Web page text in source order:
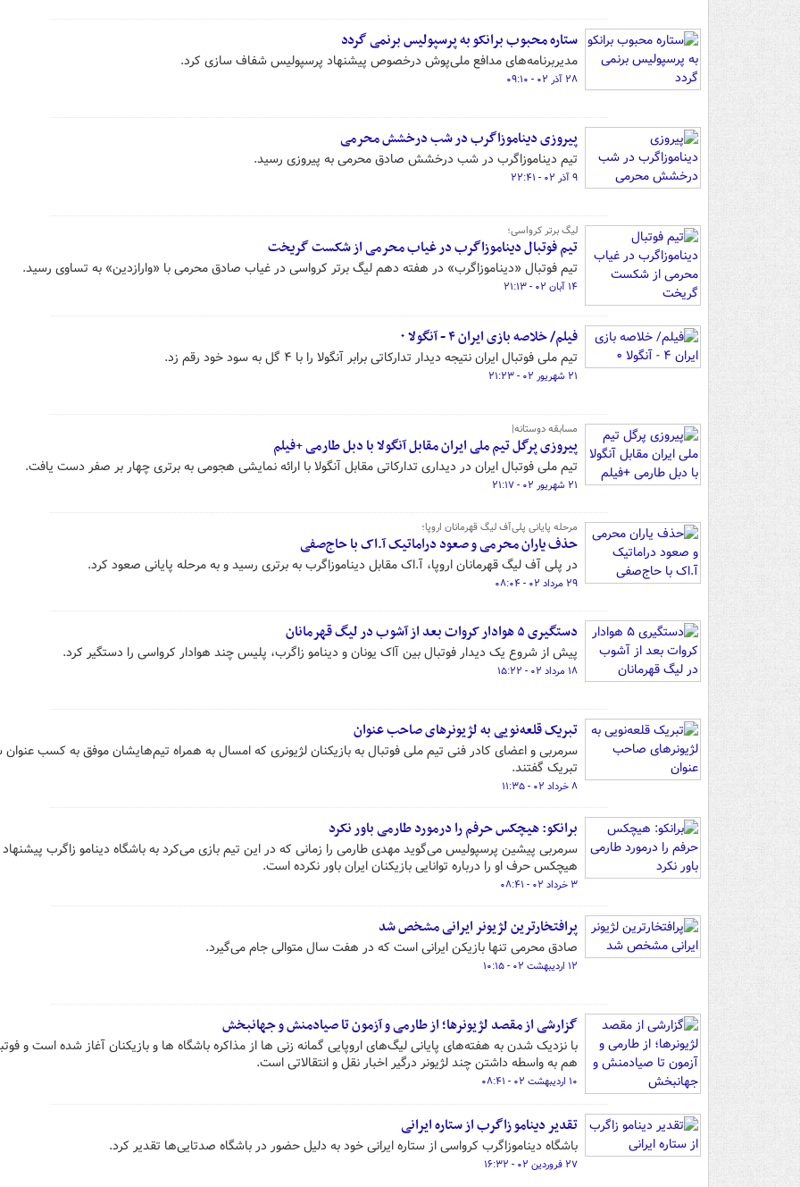
ستاره محبوب برانکو به پرسپولیس برنمی گردد
مدیربرنامه‌های مدافع ملی‌پوش درخصوص پیشنهاد پرسپولیس شفاف سازی کرد.
۲۸ آذر ۰۲ - ۰۹:۱۰
پیروزی دیناموزاگرب در شب درخشش محرمی
تیم دیناموزاگرب در شب درخشش صادق محرمی به پیروزی رسید.
۹ آذر ۰۲ - ۲۲:۴۱
لیگ برتر کرواسی؛
تیم فوتبال دیناموزاگرب در غیاب محرمی از شکست گریخت
تیم فوتبال «دیناموزاگرب» در هفته دهم لیگ برتر کرواسی در غیاب صادق محرمی با «وارازدین» به تساوی رسید.
۱۴ آبان ۰۲ - ۲۱:۱۳
فیلم/ خلاصه بازی ایران ۴ - آنگولا ۰
تیم ملی فوتبال ایران نتیجه دیدار تدارکاتی برابر آنگولا را با ۴ گل به سود خود رقم زد.
۲۱ شهریور ۰۲ - ۲۱:۲۳
مسابقه دوستانه|
پیروزی پرگل تیم ملی ایران مقابل آنگولا با دبل طارمی +فیلم
تیم ملی فوتبال ایران در دیداری تدارکاتی مقابل آنگولا با ارائه نمایشی هجومی به برتری چهار بر صفر دست یافت.
۲۱ شهریور ۰۲ - ۲۱:۱۷
مرحله پایانی پلی‌آف لیگ قهرمانان اروپا؛
حذف یاران محرمی و صعود دراماتیک آ.اک با حاج‌صفی
در پلی آف لیگ قهرمانان اروپا، آ.اک مقابل دیناموزاگرب به برتری رسید و به مرحله پایانی صعود کرد.
۲۹ مرداد ۰۲ - ۰۸:۰۴
دستگیری ۵ هوادار کروات بعد از آشوب در لیگ قهرمانان
پیش از شروع یک دیدار فوتبال بین آاک یونان و دینامو زاگرب، پلیس چند هوادار کرواسی را دستگیر کرد.
۱۸ مرداد ۰۲ - ۱۵:۲۲
تبریک قلعه‌نویی به لژیونرهای صاحب عنوان
سرمربی و اعضای کادر فنی تیم ملی فوتبال به بازیکنان لژیونری که امسال به همراه تیم‌هایشان موفق به کسب عنوان
تبریک گفتند.
۸ خرداد ۰۲ - ۱۱:۳۵
برانکو: هیچکس حرفم را درمورد طارمی باور نکرد
سرمربی پیشین پرسپولیس می‌گوید مهدی طارمی را زمانی که در این تیم بازی می‌کرد به باشگاه دینامو زاگرب پیشنهاد
هیچکس حرف او را درباره توانایی بازیکنان ایران باور نکرده است.
۳ خرداد ۰۲ - ۰۸:۴۱
پرافتخارترین لژیونر ایرانی مشخص شد
صادق محرمی تنها بازیکن ایرانی است که در هفت سال متوالی جام می‌گیرد.
۱۲ اردیبهشت ۰۲ - ۱۰:۱۵
گزارشی از مقصد لژیونرها؛ از طارمی و آزمون تا صیادمنش و جهانبخش
با نزدیک شدن به هفته‌های پایانی لیگ‌های اروپایی گمانه زنی ها از مذاکره باشگاه ها و بازیکنان آغاز شده است و
هم به واسطه داشتن چند لژیونر درگیر اخبار نقل و انتقالاتی است.
۱۰ اردیبهشت ۰۲ - ۰۸:۴۱
تقدیر دینامو زاگرب از ستاره ایرانی
باشگاه دیناموزاگرب کرواسی از ستاره ایرانی خود به دلیل حضور در باشگاه صدتایی‌ها تقدیر کرد.
۲۷ فروردین ۰۲ - ۱۶:۳۲